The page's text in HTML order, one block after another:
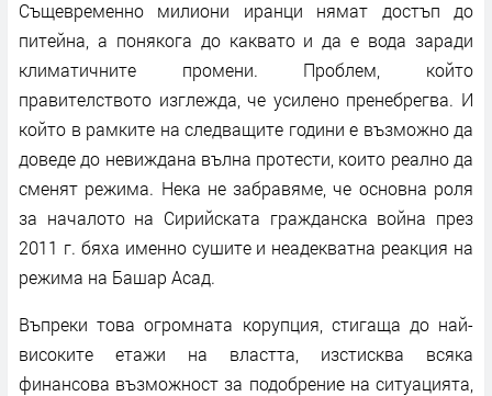
Същевременно милиони иранци нямат достъп до
питейна, а понякога до каквато и да е вода заради
климатичните промени. Проблем, който
правителството изглежда, че усилено пренебрегва. И
който в рамките на следващите години е възможно да
доведе до невиждана вълна протести, които реално да
сменят режима. Нека не забравяме, че основна роля
за началото на Сирийската гражданска война през
2011 г. бяха именно сушите и неадекватна реакция на
режима на Башар Асад.
Въпреки това огромната корупция, стигаща до най-
високите етажи на властта, изстисква всяка
финансова възможност за подобрение на ситуацията,